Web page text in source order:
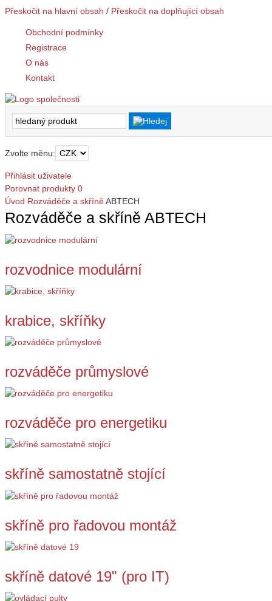
Přeskočit na hlavní obsah / Přeskočit na doplňující obsah
Obchodní podmínky
Registrace
O nás
Kontakt
Zvolte měnu:
Přihlásit uživatele
Porovnat produkty 0
Úvod Rozváděče a skříněABTECH
Rozváděče a skříně ABTECH
rozvodnice modulární
krabice, skříňky
rozváděče průmyslové
rozváděče pro energetiku
skříně samostatně stojící
skříně pro řadovou montáž
skříně datové 19" (pro IT)